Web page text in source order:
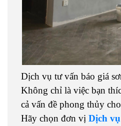
Dịch vụ tư vấn báo giá
Không chỉ là việc bạn
cả vấn đề phong thủy
Hãy chọn đơn vị Dịch